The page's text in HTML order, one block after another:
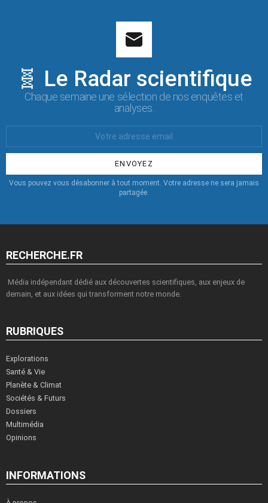
🧬 Le Radar scientifique
Chaque semaine une sélection de nos enquêtes et
analyses.
:
Vous pouvez vous désabonner à tout moment. Votre adresse ne sera jamais
partagée.
RECHERCHE.FR
Média indépendant dédié aux découvertes scientifiques, aux enjeux de
demain, et aux idées qui transforment notre monde.
RUBRIQUES
Explorations
Santé & Vie
Planète & Climat
Sociétés & Futurs
Dossiers
Multimédia
Opinions
INFORMATIONS